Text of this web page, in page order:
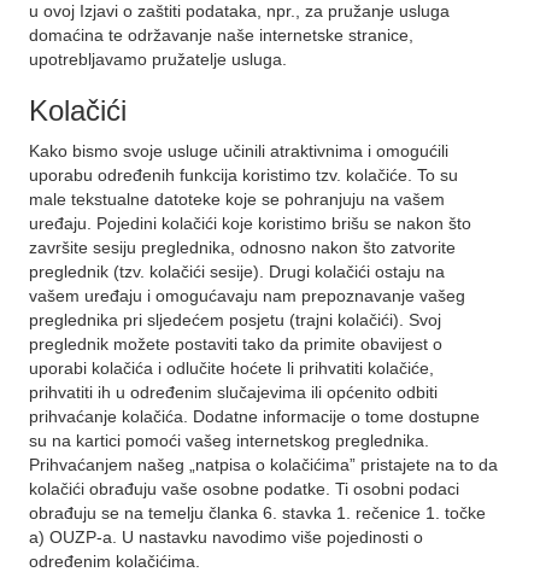
u ovoj Izjavi o zaštiti podataka, npr., za pružanje usluga
domaćina te održavanje naše internetske stranice,
upotrebljavamo pružatelje usluga.
Kolačići
Kako bismo svoje usluge učinili atraktivnima i omogućili
uporabu određenih funkcija koristimo tzv. kolačiće. To su
male tekstualne datoteke koje se pohranjuju na vašem
uređaju. Pojedini kolačići koje koristimo brišu se nakon što
završite sesiju preglednika, odnosno nakon što zatvorite
preglednik (tzv. kolačići sesije). Drugi kolačići ostaju na
vašem uređaju i omogućavaju nam prepoznavanje vašeg
preglednika pri sljedećem posjetu (trajni kolačići). Svoj
preglednik možete postaviti tako da primite obavijest o
uporabi kolačića i odlučite hoćete li prihvatiti kolačiće,
prihvatiti ih u određenim slučajevima ili općenito odbiti
prihvaćanje kolačića. Dodatne informacije o tome dostupne
su na kartici pomoći vašeg internetskog preglednika.
Prihvaćanjem našeg „natpisa o kolačićima” pristajete na to da
kolačići obrađuju vaše osobne podatke. Ti osobni podaci
obrađuju se na temelju članka 6. stavka 1. rečenice 1. točke
a) OUZP-a. U nastavku navodimo više pojedinosti o
određenim kolačićima.